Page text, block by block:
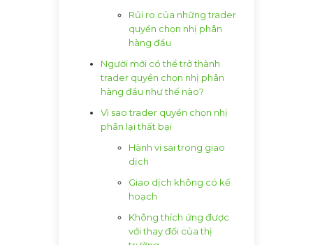
Rủi ro của những trader
quyền chọn nhị phân
hàng đầu
Người mới có thể trở thành
trader quyền chọn nhị phân
hàng đầu như thế nào?
Vì sao trader quyền chọn nhị
phân lại thất bại
Hành vi sai trong giao
dịch
Giao dịch không có kế
hoạch
Không thích ứng được
với thay đổi của thị